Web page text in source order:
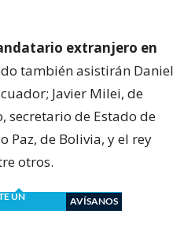
extranjero en
también asistirán Daniel
Javier Milei, de
secretario de Estado de
Paz, de Bolivia, y el rey
otros.
UN
AVÍSANOS